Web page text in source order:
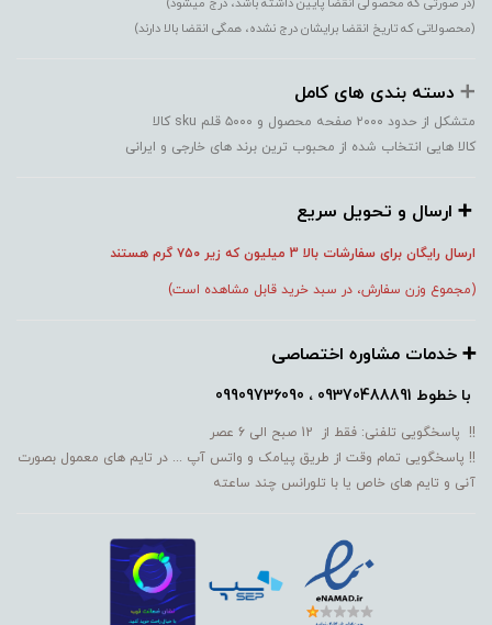
(محصولاتی که تاریخ انقضا برایشان درج نشده، همگی انقضا بالا دارند)
➕️ دسته بندی های کامل
متشکل از حدود ۲۰۰۰ صفحه محصول و ۵۰۰۰ قلم sku کالا
کالا هایی انتخاب شده از محبوب ترین برند های خارجی و ایرانی
➕️ ارسال و تحویل سریع
ارسال رایگان برای سفارشات بالا 3 میلیون که زیر ۷۵۰ گرم هستند
(مجموع وزن سفارش، در سبد خرید قابل مشاهده است)
➕️ خدمات مشاوره اختصاصی
با خطوط 09370488891 ، 09909736090
!! پاسخگویی تلفنی: فقط از 12 صبح الی 6 عصر
!! پاسخگویی تمام وقت از طریق پیامک و واتس آپ ... در تایم های معمول بصورت
آنی و تایم های خاص یا با تلورانس چند ساعته